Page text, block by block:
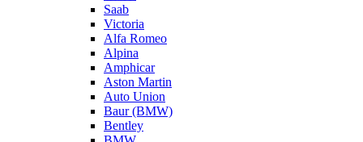
Saab
Victoria
Alfa Romeo
Alpina
Amphicar
Aston Martin
Auto Union
Baur (BMW)
Bentley